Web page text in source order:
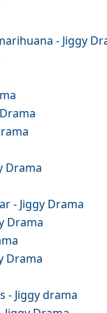
- Jiggy
Drama
- Jiggy Drama
Drama
Drama
- Jiggy drama